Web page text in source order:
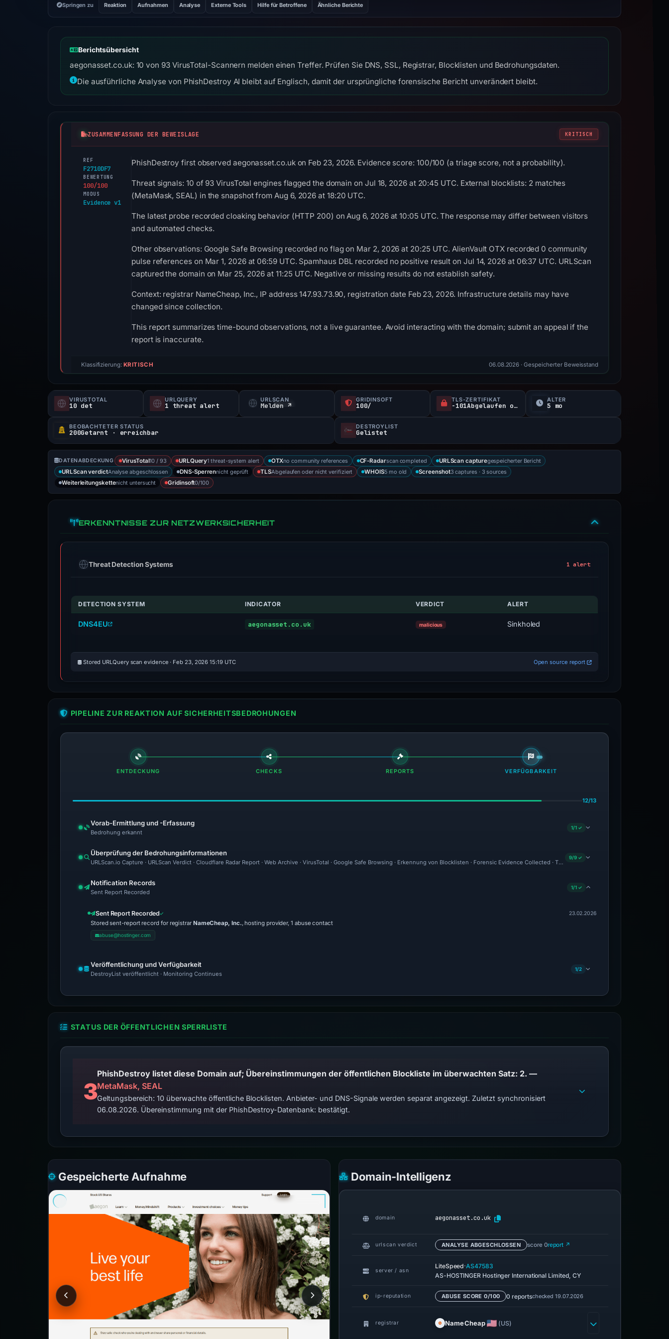
Springen zu Reaktion Aufnahmen Analyse Externe Tools Hilfe für Betroffene Ähnliche Berichte
Berichtsübersicht
aegonasset.co.uk: 10 von 93 VirusTotal-Scannern melden einen Treffer. Prüfen Sie DNS, SSL, Registrar, Blocklisten und Bedrohungsdaten.
Die ausführliche Analyse von PhishDestroy AI bleibt auf Englisch, damit der ursprüngliche forensische Bericht unverändert bleibt.
ZUSAMMENFASSUNG DER BEWEISLAGE KRITISCH
REF
F2710DF7
BEWERTUNG
100/100
MODUS
Evidence v1
PhishDestroy first observed aegonasset.co.uk on Feb 23, 2026. Evidence score: 100/100 (a triage score, not a probability).
Threat signals: 10 of 93 VirusTotal engines flagged the domain on Jul 18, 2026 at 20:45 UTC. External blocklists: 2 matches
(MetaMask, SEAL) in the snapshot from Aug 6, 2026 at 18:20 UTC.
The latest probe recorded cloaking behavior (HTTP 200) on Aug 6, 2026 at 10:05 UTC. The response may differ between visitors
and automated checks.
Other observations: Google Safe Browsing recorded no flag on Mar 2, 2026 at 20:25 UTC. AlienVault OTX recorded 0 community
pulse references on Mar 1, 2026 at 06:59 UTC. Spamhaus DBL recorded no positive result on Jul 14, 2026 at 06:37 UTC. URLScan
captured the domain on Mar 25, 2026 at 11:25 UTC. Negative or missing results do not establish safety.
Context: registrar NameCheap, Inc., IP address 147.93.73.90, registration date Feb 23, 2026. Infrastructure details may have
changed since collection.
This report summarizes time-bound observations, not a live guarantee. Avoid interacting with the domain; submit an appeal if the
report is inaccurate.
Klassifizierung: KRITISCH 06.08.2026 · Gespeicherter Beweisstand
VIRUSTOTAL
10 det
URLQUERY
1 threat alert
URLSCAN
Melden ↗
GRIDINSOFT
100/
TLS-ZERTIFIKAT
-101Abgelaufen oder nicht verifiziert d
ALTER
5 mo
BEOBACHTETER STATUS
200Getarnt · erreichbar
DESTROYLIST
Gelistet
DATENABDECKUNG VirusTotal10 / 93 URLQuery1 threat-system alert OTXno community references CF-Radarscan completed URLScan capturegespeicherter Bericht
URLScan verdictAnalyse abgeschlossen DNS-Sperrennicht geprüft TLSAbgelaufen oder nicht verifiziert WHOIS5 mo old Screenshot3 captures · 3 sources
Weiterleitungskettenicht untersucht Gridinsoft0/100
ERKENNTNISSE ZUR NETZWERKSICHERHEIT
Threat Detection Systems 1 alert
DETECTION SYSTEM INDICATOR VERDICT ALERT
DNS4EU aegonasset.co.uk malicious Sinkholed
Stored URLQuery scan evidence · Feb 23, 2026 15:19 UTC Open source report
PIPELINE ZUR REAKTION AUF SICHERHEITSBEDROHUNGEN
ENTDECKUNG CHECKS REPORTS VERFÜGBARKEIT
12/13
Vorab-Ermittlung und -Erfassung
Bedrohung erkannt
1/1 ✓
Überprüfung der Bedrohungsinformationen
URLScan.io Capture · URLScan Verdict · Cloudflare Radar Report · Web Archive · VirusTotal · Google Safe Browsing · Erkennung von Blocklisten · Forensic Evidence Collected · Technical Analysis Recorded
9/9 ✓
Notification Records
Sent Report Recorded
1/1 ✓
Sent Report Recorded
Stored sent-report record for registrar NameCheap, Inc., hosting provider, 1 abuse contact
abuse@hostinger.com
23.02.2026
Veröffentlichung und Verfügbarkeit
DestroyList veröffentlicht · Monitoring Continues
1/2
STATUS DER ÖFFENTLICHEN SPERRLISTE
3
PhishDestroy listet diese Domain auf; Übereinstimmungen der öffentlichen Blockliste im überwachten Satz: 2. —
MetaMask, SEAL
Geltungsbereich: 10 überwachte öffentliche Blocklisten. Anbieter- und DNS-Signale werden separat angezeigt. Zuletzt synchronisiert
06.08.2026. Übereinstimmung mit der PhishDestroy-Datenbank: bestätigt.
Gespeicherte Aufnahme Domain-Intelligenz
domain aegonasset.co.uk
urlscan verdict ANALYSE ABGESCHLOSSEN score 0report ↗
server / asn
LiteSpeed·AS47583
AS-HOSTINGER Hostinger International Limited, CY
ip-reputation ABUSE SCORE 0/100 0 reportschecked 19.07.2026
registrar NameCheap (US)